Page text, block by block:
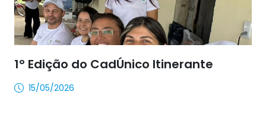
1° Edição do CadÚnico Itinerante
15/05/2026